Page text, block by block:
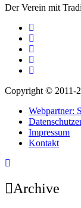
Der Verein mit
Copyright © 2011-
Webpartner:
Impressum
Kontakt
Archive